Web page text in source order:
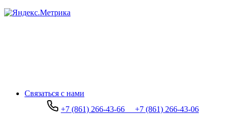
Связаться с нами
+7 (861) 266-43-66
+7 (861) 266-43-06